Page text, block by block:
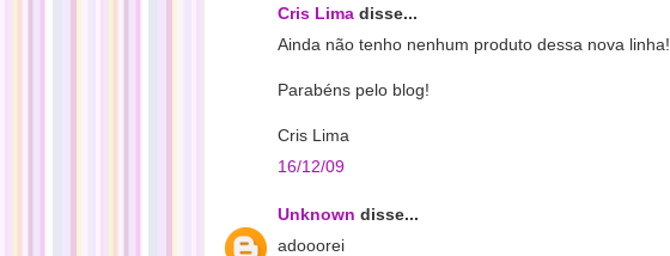
Cris Lima disse...
Ainda não tenho nenhum produto dessa nova linha!
Parabéns pelo blog!
Cris Lima
16/12/09
Unknown disse...
adooorei